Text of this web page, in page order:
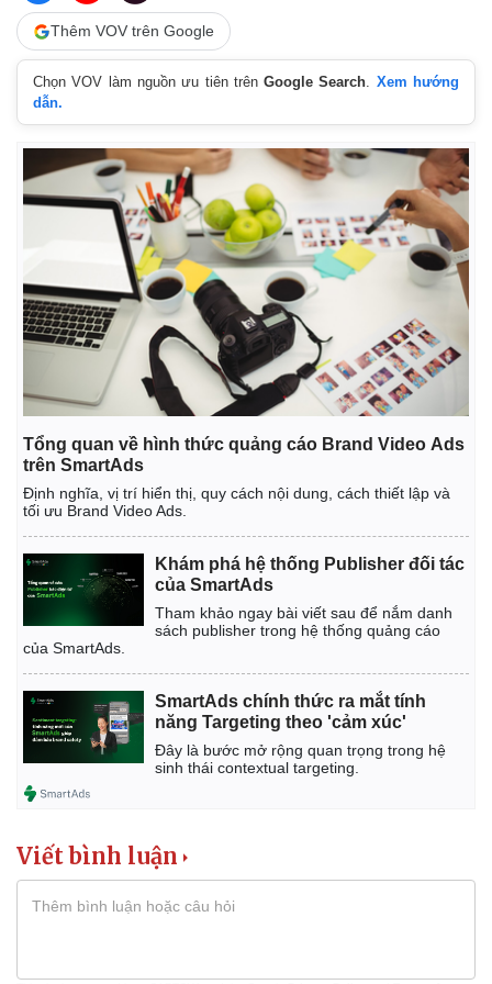
Thêm VOV trên Google
Chọn VOV làm nguồn ưu tiên trênGoogle Search. Xem hướng
dẫn.
Tổng quan về hình thức quảng cáo Brand Video Ads
trên SmartAds
Định nghĩa, vị trí hiển thị, quy cách nội dung, cách thiết lập và
tối ưu Brand Video Ads.
Khám phá hệ thống Publisher đối tác
của SmartAds
Tham khảo ngay bài viết sau để nắm danh
sách publisher trong hệ thống quảng cáo
của SmartAds.
SmartAds chính thức ra mắt tính
năng Targeting theo 'cảm xúc'
Đây là bước mở rộng quan trọng trong hệ
sinh thái contextual targeting.
Viết bình luận